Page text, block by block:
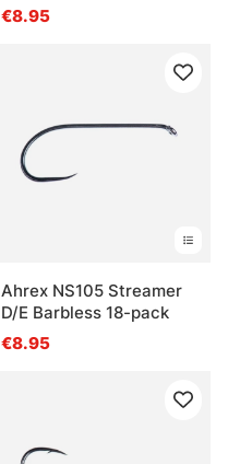
€8.95
Ahrex NS105 Streamer
D/E Barbless 18-pack
€8.95